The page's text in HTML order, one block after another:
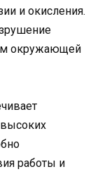
и окисления.
окружающей
высоких
работы и